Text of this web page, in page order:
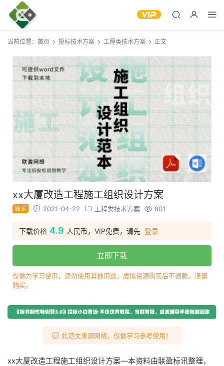
当前位置： 首页 投标技术方案 工程类技术方案 正文
xx大厦改造工程施工组织设计方案
独家 2021-04-22 工程类技术方案 801
下载价格 4.9 人民币，VIP免费，请先 登录
立即下载
仅做为学习使用，请勿使用其他用途，虚拟资源购买后不退款，谨慎
购买。
此范文来源网络，仅做学习参考使用！
xx大厦改造工程施工组织设计方案—本资料由联盈标讯整理，